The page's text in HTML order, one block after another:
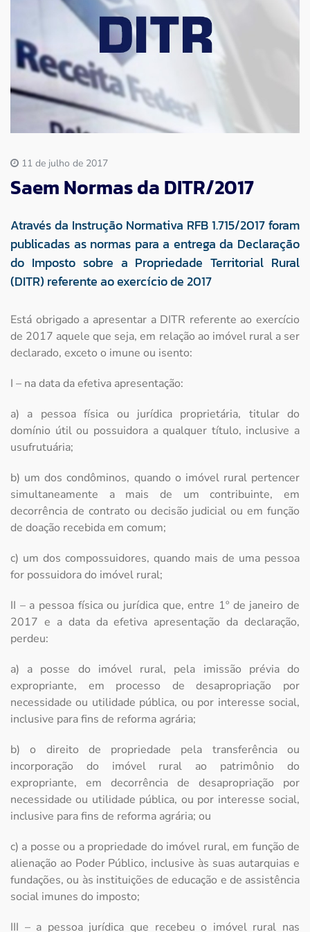
Imprensa
Contato
11 de julho de 2017
Saem Normas da DITR/2017
Através da Instrução Normativa RFB 1.715/2017 foram
publicadas as normas para a entrega da Declaração
do Imposto sobre a Propriedade Territorial Rural
(DITR) referente ao exercício de 2017
Está obrigado a apresentar a DITR referente ao exercício
de 2017 aquele que seja, em relação ao imóvel rural a ser
declarado, exceto o imune ou isento:
I – na data da efetiva apresentação:
a) a pessoa física ou jurídica proprietária, titular do
domínio útil ou possuidora a qualquer título, inclusive a
usufrutuária;
b) um dos condôminos, quando o imóvel rural pertencer
simultaneamente a mais de um contribuinte, em
decorrência de contrato ou decisão judicial ou em função
de doação recebida em comum;
c) um dos compossuidores, quando mais de uma pessoa
for possuidora do imóvel rural;
II – a pessoa física ou jurídica que, entre 1º de janeiro de
2017 e a data da efetiva apresentação da declaração,
perdeu:
a) a posse do imóvel rural, pela imissão prévia do
expropriante, em processo de desapropriação por
necessidade ou utilidade pública, ou por interesse social,
inclusive para fins de reforma agrária;
b) o direito de propriedade pela transferência ou
incorporação do imóvel rural ao patrimônio do
expropriante, em decorrência de desapropriação por
necessidade ou utilidade pública, ou por interesse social,
inclusive para fins de reforma agrária; ou
c) a posse ou a propriedade do imóvel rural, em função de
alienação ao Poder Público, inclusive às suas autarquias e
fundações, ou às instituições de educação e de assistência
social imunes do imposto;
III – a pessoa jurídica que recebeu o imóvel rural nas